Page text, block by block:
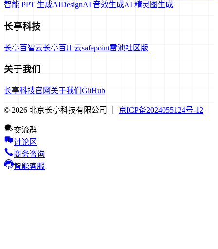
智能 PPT 生成AIDesignAI 音效生成AI 精灵图生成
长亭科技
长亭百智云长亭百川云safepoint雷池社区版
关于我们
长亭科技官网 关于我们 GitHub
© 2026 北京长亭科技有限公司 ｜ 京ICP备2024055124号-12
交流群
讨论区
商务咨询
智能客服